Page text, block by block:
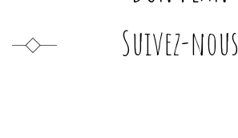
Suivez-nous